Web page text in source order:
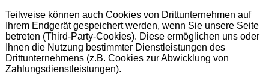
Teilweise können auch Cookies von Drittunternehmen auf
Ihrem Endgerät gespeichert werden, wenn Sie unsere Seite
betreten (Third-Party-Cookies). Diese ermöglichen uns oder
Ihnen die Nutzung bestimmter Dienstleistungen des
Drittunternehmens (z.B. Cookies zur Abwicklung von
Zahlungsdienstleistungen).